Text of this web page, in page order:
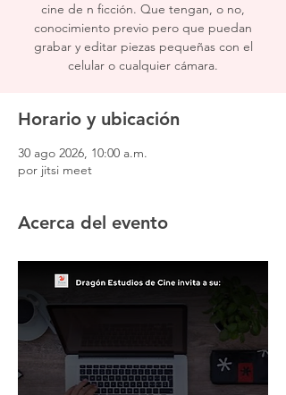
cine de n ficción. Que tengan, o no,
conocimiento previo pero que puedan
grabar y editar piezas pequeñas con el
celular o cualquier cámara.
Horario y ubicación
30 ago 2026, 10:00 a.m.
por jitsi meet
Acerca del evento